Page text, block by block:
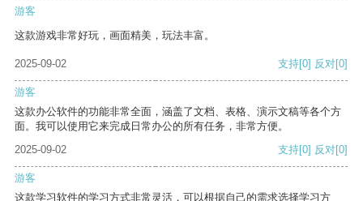
游客
这款游戏非常好玩，画面精美，玩法丰富。
2025-09-02 支持[0] 反对[0]
游客
这款办公软件的功能非常全面，涵盖了文档、表格、演示文稿等各个方
面。我可以使用它来完成日常办公的所有任务，非常方便。
2025-09-02
支持[0] 反对[0]
游客
这款学习软件的学习方式非常灵活，可以根据自己的需求选择学习方